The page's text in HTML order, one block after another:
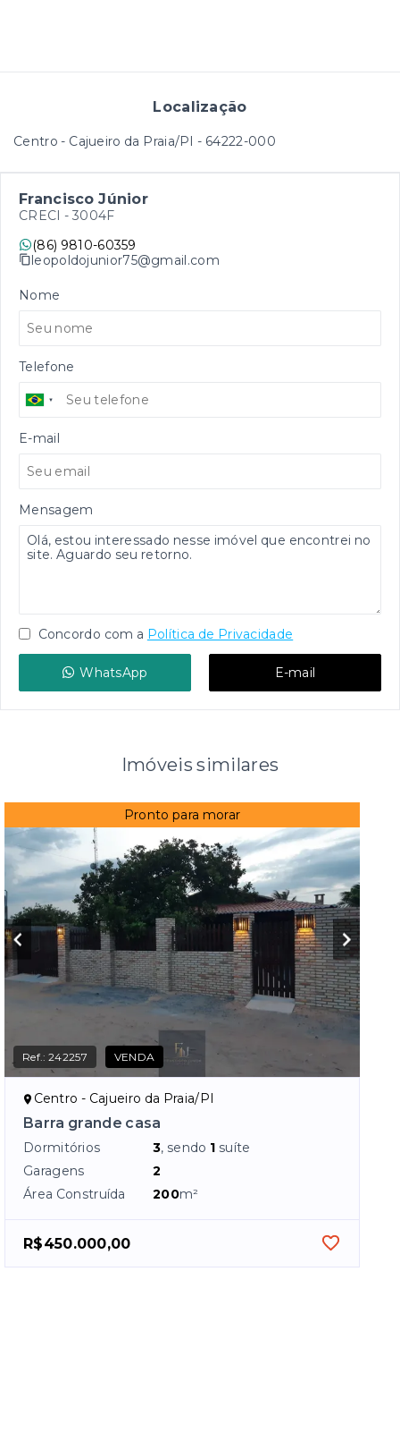
Localização
Centro - Cajueiro da Praia/PI - 64222-000
Francisco Júnior
CRECI - 3004F
(86) 9810-60359
leopoldojunior75@gmail.com
Nome
Telefone
E-mail
Mensagem
Concordo com a Política de Privacidade
WhatsApp E-mail
Imóveis similares
Pronto para morar
Ref.:242257 VENDA
Centro - Cajueiro da Praia/PI
Barra grande casa
Dormitórios 3, sendo 1 suíte
Garagens
2
Área Construída
200m²
R$450.000,00